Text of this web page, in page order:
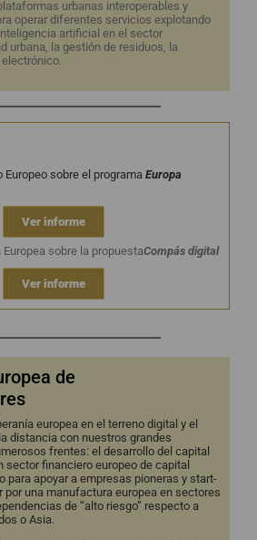
urbanas interoperables y
operar diferentes servicios explotando
artificial en el sector
urbana, la gestión de residuos, la
Europeo sobre el programa Europa
Ver informe
sobre la propuestaCompás digital
Ver informe
de
europea en el terreno digital y el
distancia con nuestros grandes
frentes: el desarrollo del capital
sector financiero europeo de capital
para apoyar a empresas pioneras y start-
por una manufactura europea en sectores
de “alto riesgo” respecto a
o Asia.